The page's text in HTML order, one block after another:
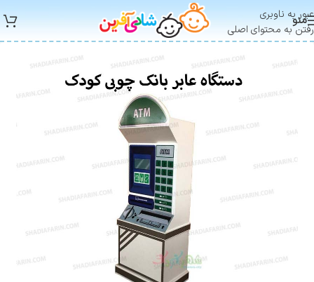
عبور به ناوبری
رفتن به محتوای اصلی
منو